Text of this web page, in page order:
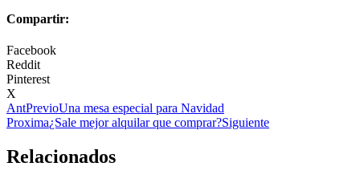
Compartir:
Facebook
Reddit
Pinterest
X
AntPrevioUna mesa especial para Navidad
Proxima¿Sale mejor alquilar que comprar?Siguiente
Relacionados